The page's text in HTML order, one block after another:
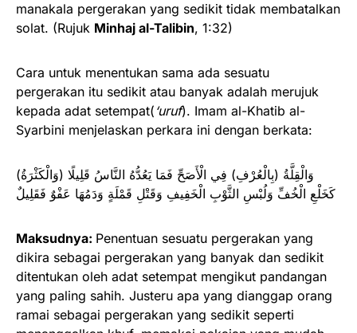
manakala pergerakan yang sedikit tidak membatalkan
solat. (Rujuk Minhaj al-Talibin, 1:32)
Cara untuk menentukan sama ada sesuatu
pergerakan itu sedikit atau banyak adalah merujuk
kepada adat setempat( ‘uruf). Imam al-Khatib al-
Syarbini menjelaskan perkara ini dengan berkata:
(وَالْكَثْرَةُ) وَالْقِلَّةُ (بِالْعُرْفِ) فِي الْأَصَحِّ فَمَا يَعُدُّهُ النَّاسُ قَلِيلًا
كَخَلْعِ الْخُفِّ وَلُبْسِ الثَّوْبِ الْخَفِيفِ وَقَتْلِ قَمْلَةٍ وَدَمُهَا عَفْوٌ فَقَلِيلٌ
Maksudnya: Penentuan sesuatu pergerakan yang
dikira sebagai pergerakan yang banyak dan sedikit
ditentukan oleh adat setempat mengikut pandangan
yang paling sahih. Justeru apa yang dianggap orang
ramai sebagai pergerakan yang sedikit seperti